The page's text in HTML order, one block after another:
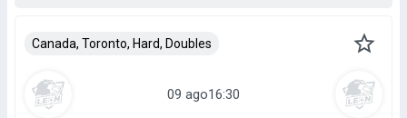
Canada, Toronto, Hard, Doubles